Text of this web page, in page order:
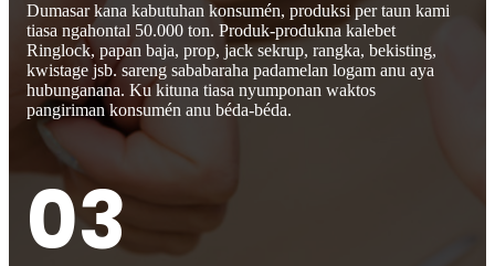
Dumasar kana kabutuhan konsumén, produksi per taun kami
tiasa ngahontal 50.000 ton. Produk-produkna kalebet
Ringlock, papan baja, prop, jack sekrup, rangka, bekisting,
kwistage jsb. sareng sababaraha padamelan logam anu aya
hubunganana. Ku kituna tiasa nyumponan waktos
pangiriman konsumén anu béda-béda.
03